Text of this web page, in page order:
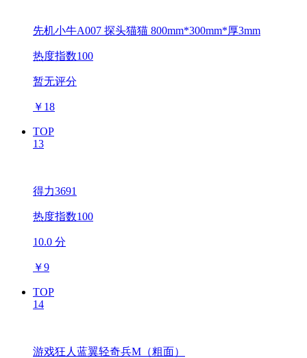
先机小牛A007 探头猫猫 800mm*300mm*厚3mm
热度指数100
暂无评分
￥ 18
TOP
13
得力3691
热度指数100
10.0 分
￥9
TOP
14
游戏狂人蓝翼轻奇兵M（粗面）